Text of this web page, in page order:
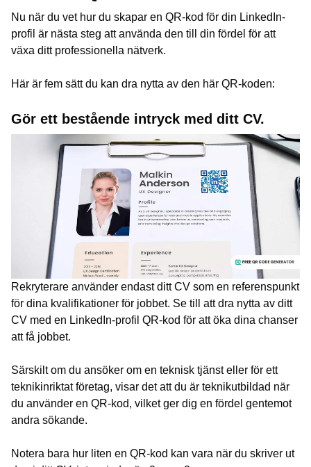
Nu när du vet hur du skapar en QR-kod för din LinkedIn-
profil är nästa steg att använda den till din fördel för att
växa ditt professionella nätverk.
Här är fem sätt du kan dra nytta av den här QR-koden:
Gör ett bestående intryck med ditt CV.
Rekryterare använder endast ditt CV som en referenspunkt
för dina kvalifikationer för jobbet. Se till att dra nytta av ditt
CV med en LinkedIn-profil QR-kod för att öka dina chanser
att få jobbet.
Särskilt om du ansöker om en teknisk tjänst eller för ett
teknikinriktat företag, visar det att du är teknikutbildad när
du använder en QR-kod, vilket ger dig en fördel gentemot
andra sökande.
Notera bara hur liten en QR-kod kan vara när du skriver ut